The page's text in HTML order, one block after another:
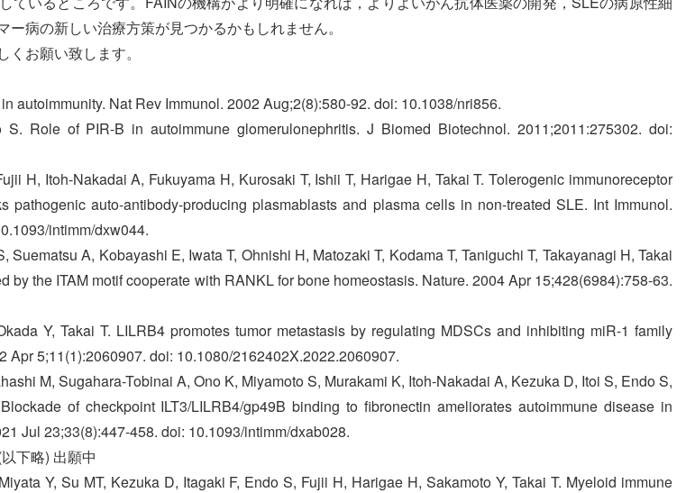
病の新しい治療方策が見つかるかもしれません。
お願い致します。
autoimmunity. Nat Rev Immunol. 2002 Aug;2(8):580-92. doi: 10.1038/nri856.
Role of PIR-B in autoimmune glomerulonephritis. J Biomed Biotechnol. 2011;2011:275302. doi:
H, Itoh-Nakadai A, Fukuyama H, Kurosaki T, Ishii T, Harigae H, Takai T. Tolerogenic immunoreceptor
pathogenic auto-antibody-producing plasmablasts and plasma cells in non-treated SLE. Int Immunol.
intimm/dxw044.
Suematsu A, Kobayashi E, Iwata T, Ohnishi H, Matozaki T, Kodama T, Taniguchi T, Takayanagi H, Takai
by the ITAM motif cooperate with RANKL for bone homeostasis. Nature. 2004 Apr 15;428(6984):758-63.
Y, Takai T. LILRB4 promotes tumor metastasis by regulating MDSCs and inhibiting miR-1 family
Apr 5;11(1):2060907. doi: 10.1080/2162402X.2022.2060907.
M, Sugahara-Tobinai A, Ono K, Miyamoto S, Murakami K, Itoh-Nakadai A, Kezuka D, Itoi S, Endo S,
of checkpoint ILT3/LILRB4/gp49B binding to fibronectin ameliorates autoimmune disease in
Jul 23;33(8):447-458. doi: 10.1093/intimm/dxab028.
下略) 出願中
Y, Su MT, Kezuka D, Itagaki F, Endo S, Fujii H, Harigae H, Sakamoto Y, Takai T. Myeloid immune